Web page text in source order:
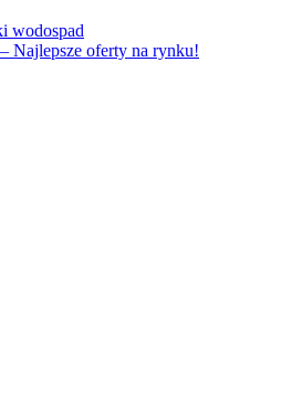
wodospad
Najlepsze oferty na rynku!